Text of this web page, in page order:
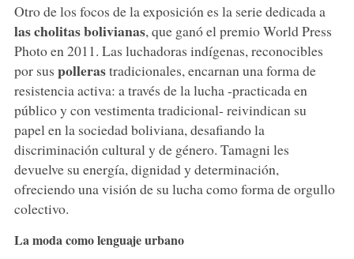
Otro de los focos de la exposición es la serie dedicada a
las cholitas bolivianas, que ganó el premio World Press
Photo en 2011. Las luchadoras indígenas, reconocibles
por sus pollerastradicionales, encarnan una forma de
resistencia activa: a través de la lucha -practicada en
público y con vestimenta tradicional- reivindican su
papel en la sociedad boliviana, desafiando la
discriminación cultural y de género. Tamagni les
devuelve su energía, dignidad y determinación,
ofreciendo una visión de su lucha como forma de orgullo
colectivo.
La moda como lenguaje urbano